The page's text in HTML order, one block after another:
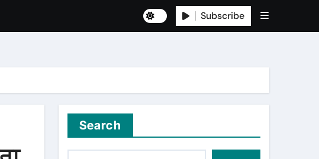
Nasha Mukt Yuva for Viksit Bharat Pledge
Subscribe
Search